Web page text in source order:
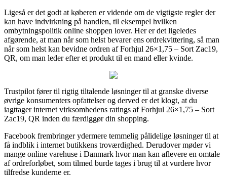
Ligeså er det godt at køberen er vidende om de vigtigste regler der
kan have indvirkning på handlen, til eksempel hvilken
ombytningspolitik online shoppen lover. Her er det ligeledes
afgørende, at man når som helst bevarer ens ordrekvittering, så man
når som helst kan bevidne ordren af Forhjul 26×1,75 – Sort Zac19,
QR, om man leder efter et produkt til en mand eller kvinde.
Trustpilot fører til rigtig tiltalende løsninger til at granske diverse
øvrige konsumenters opfattelser og derved er det klogt, at du
iagttager internet virksomhedens ratings af Forhjul 26×1,75 – Sort
Zac19, QR inden du færdiggør din shopping.
Facebook frembringer ydermere temmelig pålidelige løsninger til at
få indblik i internet butikkens troværdighed. Derudover møder vi
mange online varehuse i Danmark hvor man kan aflevere en omtale
af ordreforløbet, som tilmed burde tages i brug til at vurdere hvor
tilfredse kunderne er.